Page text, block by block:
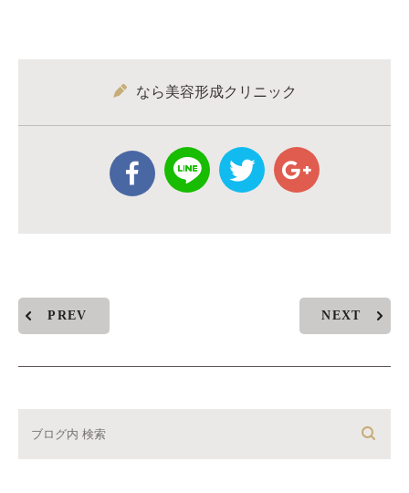
なら美容形成クリニック
PREV NEXT